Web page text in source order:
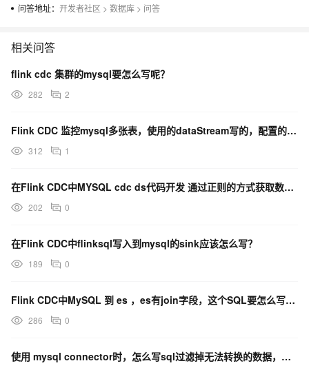
问答地址： 开发者社区 > 数据库 > 问答
相关问答
flink cdc 集群的mysql要怎么写呢？
282 2
Flink CDC 监控mysql多张表，使用的dataStream写的，配置的表名怎么写？
312 1
在Flink CDC中MYSQL cdc ds代码开发 通过正则的方式获取数据，这个正则格式怎么写？
202 0
在Flink CDC中flinksql写入到mysql的sink应该怎么写？
189 0
Flink CDC中MySQL 到 es ，es有join字段，这个SQL要怎么写，有人有例子吗？
286 0
使用 mysql connector时，怎么写sql过滤掉无法转换的数据，有人知道嘛？